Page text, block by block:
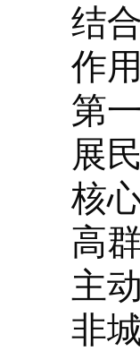
结
作
第
展
核
高
主
非